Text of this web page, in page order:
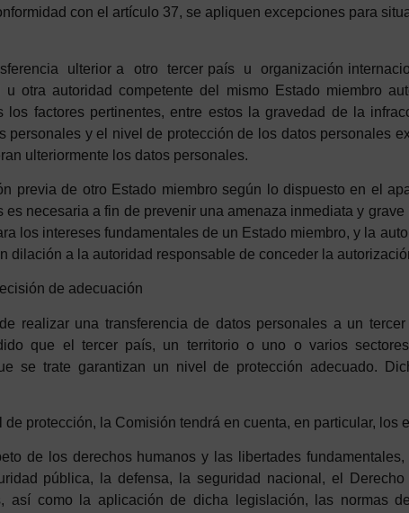
con el artículo 37, se apliquen excepciones para
ulterior a otro tercer país u organización
otra autoridad competente del mismo Estado miembro
los factorespertinentes, entre estos la gravedad de la
personales y el nivel de protección de los datos personales
ulteriormente los datos personales.
previa de otro Estado miembro según lo dispuesto en el
necesaria a fin de prevenir una amenaza inmediata y
los intereses fundamentales de un Estado miembro, y la
dilación a la autoridad responsable de conceder la
ecisión d e ad ecuación
realizar una transferencia de datos personales a un
que el tercer país, un territorio o uno o varios
se trate garantizan un nivel de protección adecuado.
Di
d e protección, la Comisión tendrá en cuenta, en particular, los
de los derechos humanos y las libertades
pública, la defensa, la seguridad nacional, el
así como la aplicación de dicha legislación, las normas